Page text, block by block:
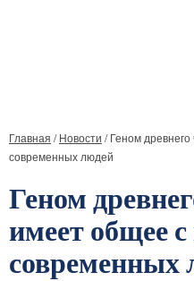
Главная /Новости /Геном
современных людей
Геном
имеет общее
современных